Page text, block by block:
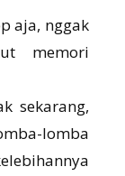
aja, nggak
memori
sekarang,
lomba